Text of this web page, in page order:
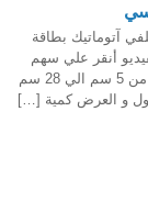
آتوماتيك بطاقة
الفيديو أنقر علي سهم
التشغيل المواصفات حجم الكيس الطول من 5 سم الي 28 سم